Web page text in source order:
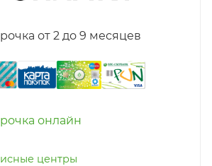
от 2 до 9 месяцев
онлайн
центры